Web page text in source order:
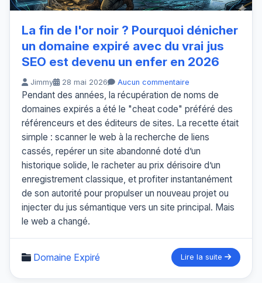
La fin de l'or noir ? Pourquoi dénicher
un domaine expiré avec du vrai jus
SEO est devenu un enfer en 2026
Jimmy 28 mai 2026 Aucun commentaire
Pendant des années, la récupération de noms de
domaines expirés a été le "cheat code" préféré des
référenceurs et des éditeurs de sites. La recette était
simple : scanner le web à la recherche de liens
cassés, repérer un site abandonné doté d’un
historique solide, le racheter au prix dérisoire d’un
enregistrement classique, et profiter instantanément
de son autorité pour propulser un nouveau projet ou
injecter du jus sémantique vers un site principal. Mais
le web a changé.
Domaine Expiré Lire la suite